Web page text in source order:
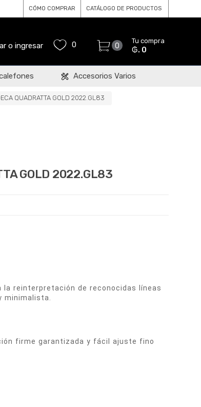
CÓMO COMPRAR CATÁLOGO DE PRODUCTOS
o ingresar 0 0
Tu compra
₲. 0
Accesorios Varios
QUADRATTA GOLD 2022.GL83
GOLD 2022.GL83
la reinterpretación de reconocidas líneas
minimalista.
firme garantizada y fácil ajuste fino